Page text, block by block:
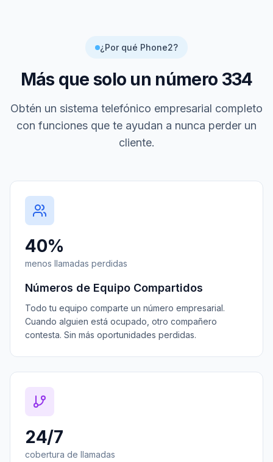
¿Por qué Phone2?
Más que solo un número 334
Obtén un sistema telefónico empresarial completo
con funciones que te ayudan a nunca perder un
cliente.
40%
menos llamadas perdidas
Números de Equipo Compartidos
Todo tu equipo comparte un número empresarial.
Cuando alguien está ocupado, otro compañero
contesta. Sin más oportunidades perdidas.
24/7
cobertura de llamadas